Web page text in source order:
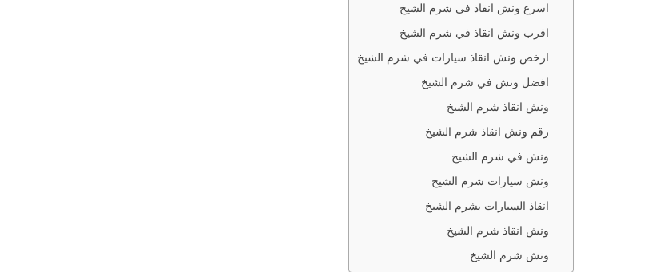
اسرع ونش انقاذ في شرم الشيخ
اقرب ونش انقاذ في شرم الشيخ
ارخص ونش انقاذ سيارات في شرم الشيخ
افضل ونش في شرم الشيخ
ونش انقاذ شرم الشيخ
رقم ونش انقاذ شرم الشيخ
ونش في شرم الشيخ
ونش سيارات شرم الشيخ
انقاذ السيارات بشرم الشيخ
ونش انقاذ شرم الشيخ
ونش شرم الشيخ